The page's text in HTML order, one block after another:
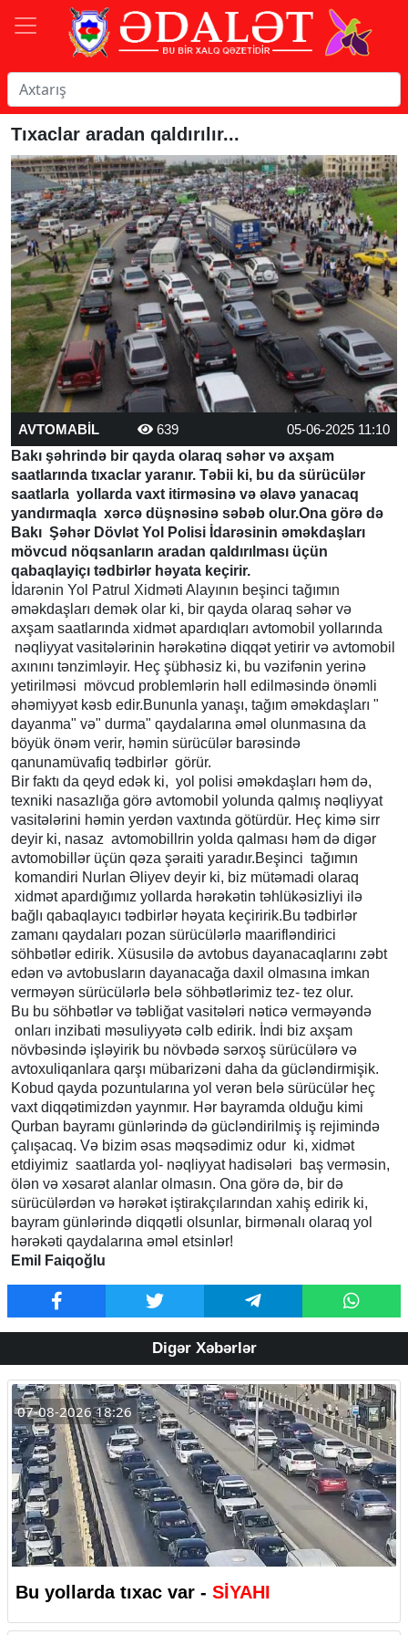
Tıxaclar aradan qaldırılır...
AVTOMABİL 639
05-06-2025 11:10
Bakı şəhrində bir qayda olaraq səhər və axşam
saatlarında tıxaclar yaranır. Təbii ki, bu da sürücülər
saatlarla yollarda vaxt itirməsinə və əlavə yanacaq
yandırmaqla xərcə düşnəsinə səbəb olur.Ona görə də
Bakı Şəhər Dövlət Yol Polisi İdarəsinin əməkdaşları
mövcud nöqsanların aradan qaldırılması üçün
qabaqlayiçı tədbirlər həyata keçirir.
İdarənin Yol Patrul Xidməti Alayının beşinci tağımın
əməkdaşları demək olar ki, bir qayda olaraq səhər və
axşam saatlarında xidmət apardıqları avtomobil yollarında
nəqliyyat vasitələrinin hərəkətinə diqqət yetirir və avtomobil
axınını tənzimləyir. Heç şübhəsiz ki, bu vəzifənin yerinə
yetirilməsi mövcud problemlərin həll edilməsində önəmli
əhəmiyyət kəsb edir.Bununla yanaşı, tağım əməkdaşları "
dayanma" və" durma" qaydalarına əməl olunmasına da
böyük önəm verir, həmin sürücülər barəsində
qanunamüvafiq tədbirlər görür.
Bir faktı da qeyd edək ki, yol polisi əməkdaşları həm də,
texniki nasazlığa görə avtomobil yolunda qalmış nəqliyyat
vasitələrini həmin yerdən vaxtında götürdür. Heç kimə sirr
deyir ki, nasaz avtomobillrin yolda qalması həm də digər
avtomobillər üçün qəza şəraiti yaradır.Beşinci tağımın
komandiri Nurlan Əliyev deyir ki, biz mütəmadi olaraq
xidmət apardığımız yollarda hərəkətin təhlükəsizliyi ilə
bağlı qabaqlayıcı tədbirlər həyata keçiririk.Bu tədbirlər
zamanı qaydaları pozan sürücülərlə maarifləndirici
söhbətlər edirik. Xüsusilə də avtobus dayanacaqlarını zəbt
edən və avtobusların dayanacağa daxil olmasına imkan
verməyən sürücülərlə belə söhbətlərimiz tez- tez olur.
Bu bu söhbətlər və təbliğat vasitələri nəticə verməyəndə
onları inzibati məsuliyyətə cəlb edirik. İndi biz axşam
növbəsində işləyirik bu növbədə sərxoş sürücülərə və
avtoxuliqanlara qarşı mübarizəni daha da gücləndirmişik.
Kobud qayda pozuntularına yol verən belə sürücülər heç
vaxt diqqətimizdən yaynmır. Hər bayramda olduğu kimi
Qurban bayramı günlərində də gücləndirilmiş iş rejimində
çalışacaq. Və bizim əsas məqsədimiz odur ki, xidmət
etdiyimiz saatlarda yol- nəqliyyat hadisələri baş verməsin,
ölən və xəsarət alanlar olmasın. Ona görə də, bir də
sürücülərdən və hərəkət iştirakçılarından xahiş edirik ki,
bayram günlərində diqqətli olsunlar, birmənalı olaraq yol
hərəkəti qaydalarına əməl etsinlər!
Emil Faiqoğlu
Digər Xəbərlər
07-08-2026 18:26
Bu yollarda tıxac var - SİYAHI